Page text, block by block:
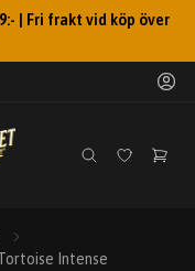
| Fri frakt vid köp över
Intense